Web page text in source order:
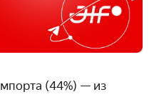
(44%) — из